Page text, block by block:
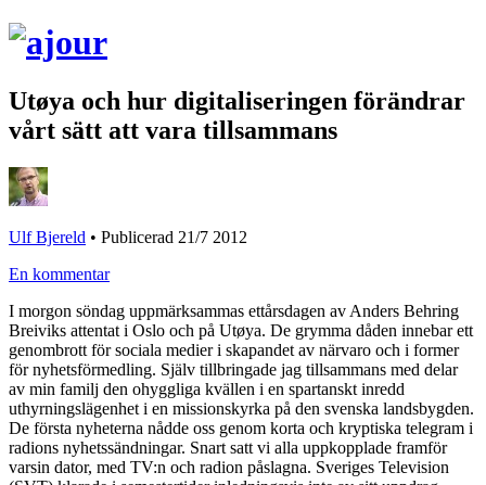
Utøya och hur digitaliseringen förändrar
vårt sätt att vara tillsammans
Ulf Bjereld • Publicerad 21/7 2012
En kommentar
I morgon söndag uppmärksammas ettårsdagen av Anders Behring
Breiviks attentat i Oslo och på Utøya. De grymma dåden innebar ett
genombrott för sociala medier i skapandet av närvaro och i former
för nyhetsförmedling. Själv tillbringade jag tillsammans med delar
av min familj den ohyggliga kvällen i en spartanskt inredd
uthyrningslägenhet i en missionskyrka på den svenska landsbygden.
De första nyheterna nådde oss genom korta och kryptiska telegram i
radions nyhetssändningar. Snart satt vi alla uppkopplade framför
varsin dator, med TV:n och radion påslagna. Sveriges Television